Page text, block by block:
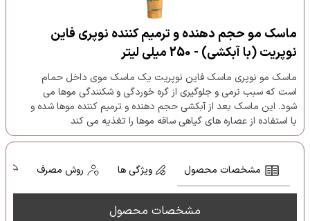
ماسک مو حجم دهنده و ترمیم کننده نوپری فاین
نوپریت (با آبکشی) - 250 میلی لیتر
ماسک مو نوپری ماسک فاین نوپریت یک ماسک موی داخل حمام
است که سبب نرمی و جلوگیری از گره خوردگی و شکنندگی موها می
شود. این ماسک بعد از آبکشی حجم دهنده و ترمیم کننده موها شده و
با استفاده از عصاره های گیاهی ساقه موها را تغذیه می کند
مشخصات محصول ویژگی ها روش مصرف
مشخصات محصول